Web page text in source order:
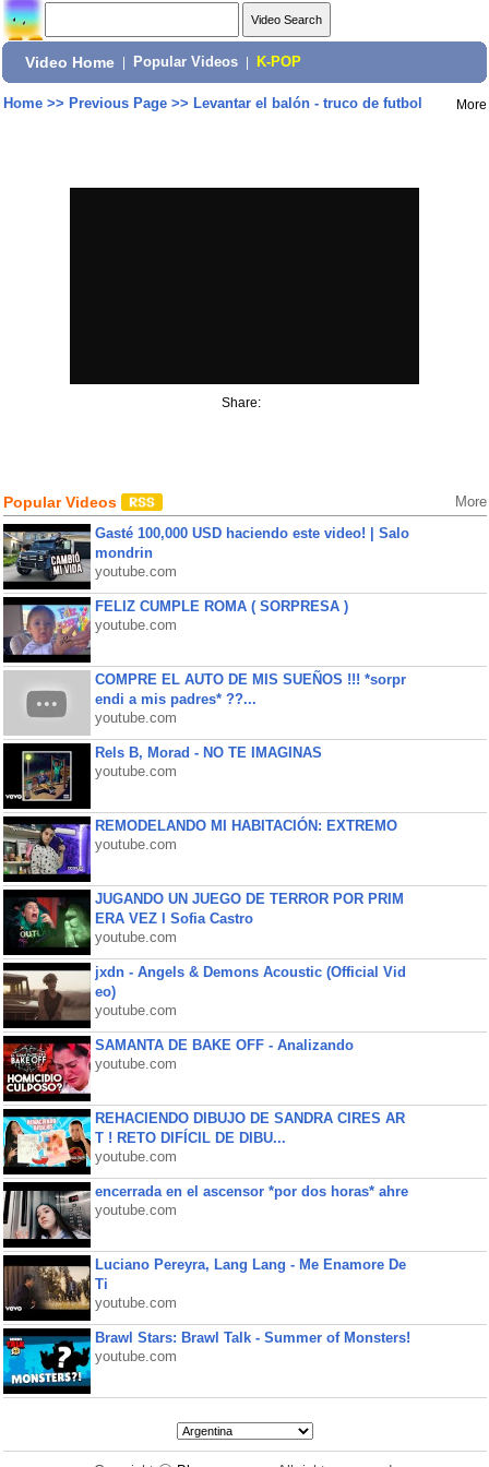
Video Home Popular Videos K-POP
Home>> Previous Page>> Levantar el balón - truco de futbol More
Share:
Popular Videos More
Gasté 100,000 USD haciendo este video! | Salo
mondrin
youtube.com
FELIZ CUMPLE ROMA ( SORPRESA )
youtube.com
COMPRE EL AUTO DE MIS SUEÑOS !!! *sorpr
endi a mis padres* ??...
youtube.com
Rels B, Morad - NO TE IMAGINAS
youtube.com
REMODELANDO MI HABITACIÓN: EXTREMO
youtube.com
JUGANDO UN JUEGO DE TERROR POR PRIM
ERA VEZ l Sofia Castro
youtube.com
jxdn - Angels & Demons Acoustic (Official Vid
eo)
youtube.com
SAMANTA DE BAKE OFF - Analizando
youtube.com
REHACIENDO DIBUJO DE SANDRA CIRES AR
T ! RETO DIFÍCIL DE DIBU...
youtube.com
encerrada en el ascensor *por dos horas* ahre
youtube.com
Luciano Pereyra, Lang Lang - Me Enamore De
Ti
youtube.com
Brawl Stars: Brawl Talk - Summer of Monsters!
youtube.com